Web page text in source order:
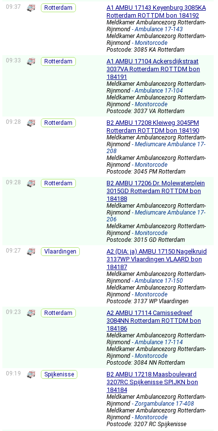
09:37
Rotterdam
A1 AMBU 17143 Keyenburg 3085KA
Rotterdam ROTTDM bon 184192
Meldkamer Ambulancezorg Rotterdam-
Rijnmond - Ambulance 17-143
Meldkamer Ambulancezorg Rotterdam-
Rijnmond - Monitorcode
Postcode: 3085 KA Rotterdam
09:33
Rotterdam
A1 AMBU 17104 Ackersdijkstraat
3037VA Rotterdam ROTTDM bon
184191
Meldkamer Ambulancezorg Rotterdam-
Rijnmond - Ambulance 17-104
Meldkamer Ambulancezorg Rotterdam-
Rijnmond - Monitorcode
Postcode: 3037 VA Rotterdam
09:28
Rotterdam
B2 AMBU 17208 Kleiweg 3045PM
Rotterdam ROTTDM bon 184190
Meldkamer Ambulancezorg Rotterdam-
Rijnmond - Mediumcare Ambulance 17-
208
Meldkamer Ambulancezorg Rotterdam-
Rijnmond - Monitorcode
Postcode: 3045 PM Rotterdam
09:28
Rotterdam
B2 AMBU 17206 Dr. Molewaterplein
3015GD Rotterdam ROTTDM bon
184188
Meldkamer Ambulancezorg Rotterdam-
Rijnmond - Mediumcare Ambulance 17-
206
Meldkamer Ambulancezorg Rotterdam-
Rijnmond - Monitorcode
Postcode: 3015 GD Rotterdam
09:27
Vlaardingen
A2 (DIA: ja) AMBU 17150 Nagelkruid
3137WP Vlaardingen VLAARD bon
184187
Meldkamer Ambulancezorg Rotterdam-
Rijnmond - Ambulance 17-150
Meldkamer Ambulancezorg Rotterdam-
Rijnmond - Monitorcode
Postcode: 3137 WP Vlaardingen
09:23
Rotterdam
A2 AMBU 17114 Carnissedreef
3084NN Rotterdam ROTTDM bon
184186
Meldkamer Ambulancezorg Rotterdam-
Rijnmond - Ambulance 17-114
Meldkamer Ambulancezorg Rotterdam-
Rijnmond - Monitorcode
Postcode: 3084 NN Rotterdam
09:19
Spijkenisse
B2 AMBU 17218 Maasboulevard
3207RC Spijkenisse SPIJKN bon
184184
Meldkamer Ambulancezorg Rotterdam-
Rijnmond - Zorgambulance 17-408
Meldkamer Ambulancezorg Rotterdam-
Rijnmond - Monitorcode
Postcode: 3207 RC Spijkenisse